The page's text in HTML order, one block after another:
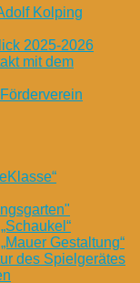
Kolping
2025-2026
mit dem
Gestaltung“
des Spielgerätes